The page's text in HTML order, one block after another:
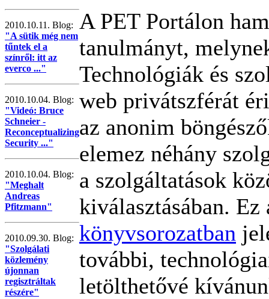
2010.10.11. Blog:
"A sütik még nem
tűntek el a
színről: itt az
everco ..."
2010.10.04. Blog:
"Videó: Bruce
Schneier -
Reconceptualizing
Security ..."
2010.10.04. Blog:
"Meghalt
Andreas
Pfitzmann"
2010.09.30. Blog:
"Szolgálati
közlemény
újonnan
regisztráltak
részére"
A PET Portálon
tanulmányt,
Technológiák és
web privátszférát
az anonim
elemez néhány
a szolgáltatások
kiválasztásában.
könyvsorozatban
további,
letölthetővé